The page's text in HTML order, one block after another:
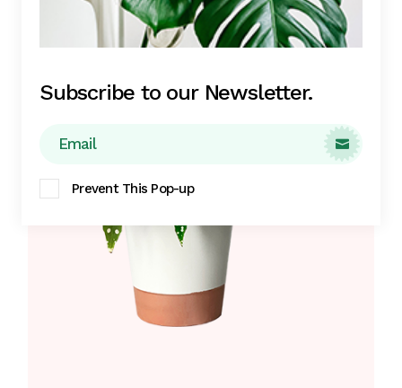
Subscribe to our Newsletter.

Prevent This Pop-up